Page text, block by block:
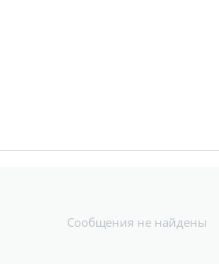
Сообщения не найдены